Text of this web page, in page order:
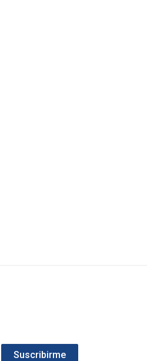
Suscribirme